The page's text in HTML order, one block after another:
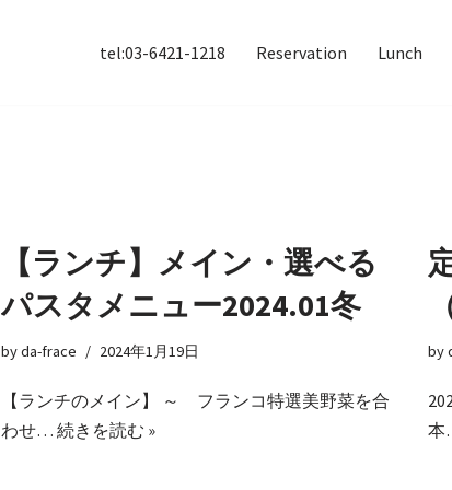
tel:03-6421-1218 Reservation Lunch
【ランチ】メイン・選べる
パスタメニュー2024.01冬
byda-frace 2024年1月19日
【ランチのメイン】 ～ フランコ特選美野菜を合
わせ… 続きを読む »
by